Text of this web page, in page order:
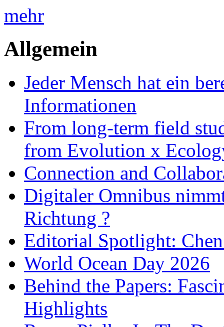
mehr
Allgemein
Jeder Mensch hat ein
Informationen
From long-term field
from Evolution x
Connection and
Digitaler Omnibus
Richtung ?
Editorial Spotlight:
World Ocean Day 2026
Behind the Papers:
Highlights